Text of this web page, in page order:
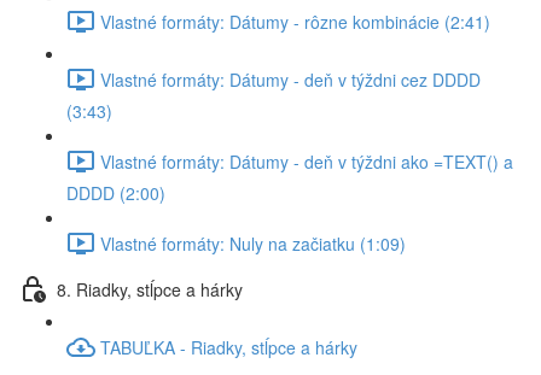
Vlastné formáty: Dátumy - rôzne kombinácie (2:41)
Vlastné formáty: Dátumy - deň v týždni cez DDDD
(3:43)
Vlastné formáty: Dátumy - deň v týždni ako =TEXT() a
DDDD (2:00)
Vlastné formáty: Nuly na začiatku (1:09)
8. Riadky, stĺpce a hárky
TABUĽKA - Riadky, stĺpce a hárky